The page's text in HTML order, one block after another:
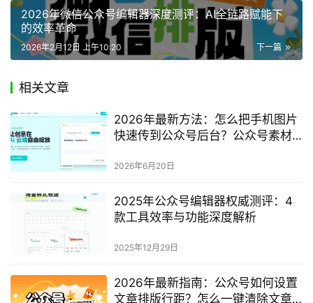
2026年微信公众号编辑器深度测评：AI全链路赋能下
的效率革命
下一篇
2026年2月12日 上午10:20
相关文章
2026年最新方法：怎么把手机图片
快速传到公众号后台？公众号素材
2026年6月20日
2025年公众号编辑器权威测评：4
款工具效率与功能深度解析
2025年12月29日
2026年最新指南：公众号如何设置
文章排版行距？怎么一键清除文章